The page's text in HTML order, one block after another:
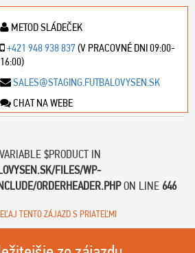
METOD SLÁDEČEK
+421 948 938 837(V PRACOVNÉ DNI 09:00-
16:00)
SALES@STAGING.FUTBALOVYSEN.SK
CHAT NA WEBE
$PRODUCT IN
FILES/WP-
ORDERHEADER.PHPON LINE 646
TENTO ZÁJAZD S PRIATEĽMI